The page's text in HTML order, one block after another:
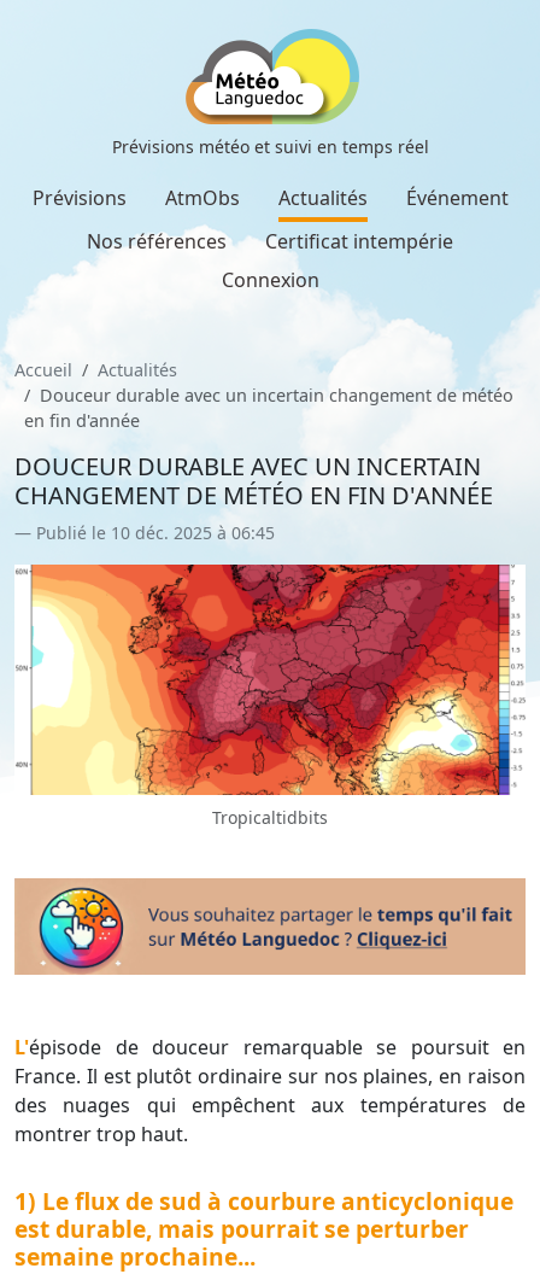
Prévisions météo et suivi en temps réel
Prévisions AtmObs Actualités
Événement
Nos références
Certificat intempérie
Connexion
Accueil
Actualités
Douceur durable avec un incertain changement de météo
en fin d'année
DOUCEUR DURABLE AVEC UN INCERTAIN
CHANGEMENT DE MÉTÉO EN FIN D'ANNÉE
Publié le 10 déc. 2025 à 06:45
Tropicaltidbits
L'épisode de douceur remarquable se poursuit en
France. Il est plutôt ordinaire sur nos plaines, en raison
des nuages qui empêchent aux températures de
montrer trop haut.
1) Le flux de sud à courbure anticyclonique
est durable, mais pourrait se perturber
semaine prochaine...